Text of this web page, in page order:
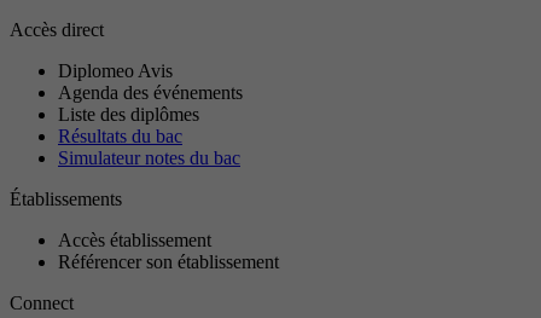
Accès direct
Diplomeo Avis
Agenda des événements
Liste des diplômes
Résultats du bac
Simulateur notes du bac
Établissements
Accès établissement
Référencer son établissement
Connect